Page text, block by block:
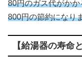
80円のガス代がか
800円の節約になり
【給湯器の寿命